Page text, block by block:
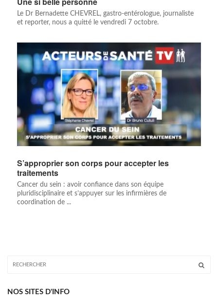
Le Dr Bernadette CHEVREL, gastro-entérologue, journaliste
et reporter, nous a quitté le vendredi 7 octobre.
S’approprier son corps pour accepter les
traitements
Cancer du sein : avoir confiance dans son équipe
pluridisciplinaire et s’appuyer sur les infirmières de
coordination de ...
NOS SITES D'INFO